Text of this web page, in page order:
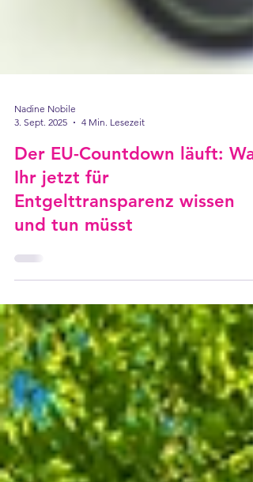
Nadine Nobile
3. Sept. 2025
4 Min. Lesezeit
Der EU-Countdown läuft: Was
Ihr jetzt für
und tun müsst